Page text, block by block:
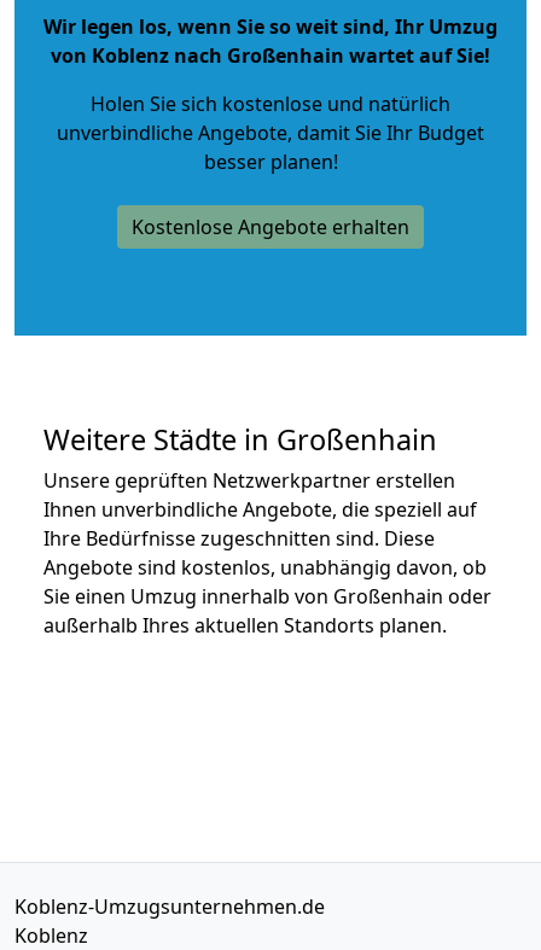
Wir legen los, wenn Sie so weit sind, Ihr Umzug
von Koblenz nach Großenhain wartet auf Sie!
Holen Sie sich kostenlose und natürlich
unverbindliche Angebote, damit Sie Ihr Budget
besser planen!
Kostenlose Angebote erhalten
Weitere Städte in Großenhain
Unsere geprüften Netzwerkpartner erstellen
Ihnen unverbindliche Angebote, die speziell auf
Ihre Bedürfnisse zugeschnitten sind. Diese
Angebote sind kostenlos, unabhängig davon, ob
Sie einen Umzug innerhalb von Großenhain oder
außerhalb Ihres aktuellen Standorts planen.
Koblenz-Umzugsunternehmen.de
Koblenz